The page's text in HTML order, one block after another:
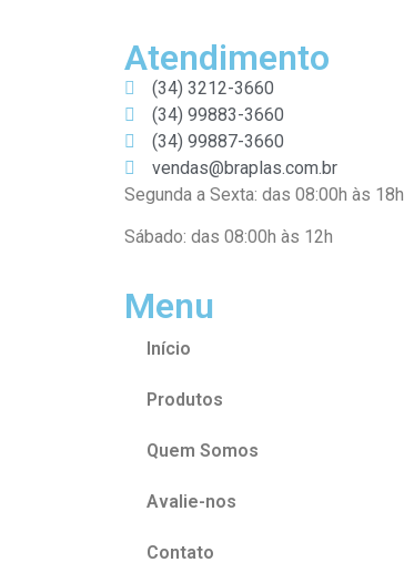
Atendimento
(34) 3212-3660
(34) 99883-3660
(34) 99887-3660
vendas@braplas.com.br
Segunda a Sexta: das 08:00h às 18h
Sábado: das 08:00h às 12h
Menu
Início
Produtos
Quem Somos
Avalie-nos
Contato